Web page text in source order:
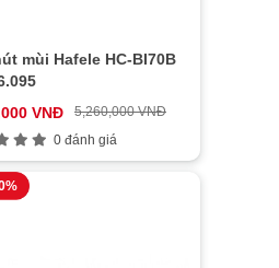
mùi Hafele HC-BI70B
VNĐ
5,260,000 VNĐ
0 đánh giá